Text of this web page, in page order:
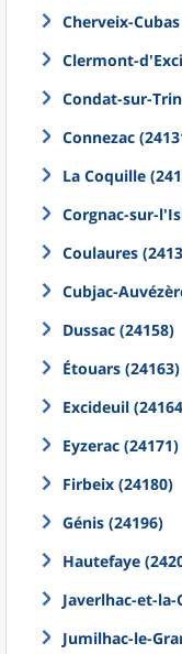
Cherveix-
Clermont-
Condat-sur-
Connezac
La Coquille
Corgnac-sur-
Coulaures
Cubjac-
Dussac (24158)
Étouars (24163)
Excideuil
Eyzerac (24171)
Firbeix (24180)
Génis (24196)
Hautefaye
Javerlhac-et-
Jumilhac-le-